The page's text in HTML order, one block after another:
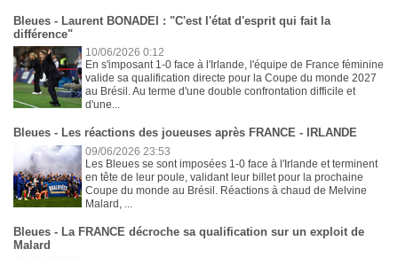
Bleues - Laurent BONADEI : "C'est l'état d'esprit qui fait la
différence"
10/06/2026 0:12
En s'imposant 1-0 face à l'Irlande, l'équipe de France féminine
valide sa qualification directe pour la Coupe du monde 2027
au Brésil. Au terme d'une double confrontation difficile et
d'une...
Bleues - Les réactions des joueuses après FRANCE - IRLANDE
09/06/2026 23:53
Les Bleues se sont imposées 1-0 face à l'Irlande et terminent
en tête de leur poule, validant leur billet pour la prochaine
Coupe du monde au Brésil. Réactions à chaud de Melvine
Malard, ...
Bleues - La FRANCE décroche sa qualification sur un exploit de
Malard